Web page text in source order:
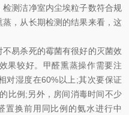
测洁净室内尘埃粒子数符合规
，从长期检测的结果来看，这
易杀死的霉菌有很好的灭菌效
果较好。甲醛熏蒸操作需要注
对湿度在60%以上;其次要保证
比例;另外，房间消毒时间不少
置换前用同比例的氨水进行中